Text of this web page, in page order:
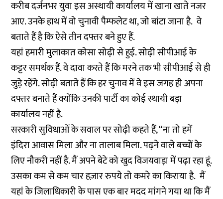
करीब दर्जनभर युवा इस अस्थायी कार्यालय में खाना खाते नजर
आए. उनके हाथ में वो चुनावी पैम्फलेट था, जो बांटा जाना है. वे
बताते हैं है कि ऐसे तीन दफ्तर बने हुए हैं.
यहां हमारी मुलाकात कोसा सोढ़ी से हुई. सोढ़ी सीपीआई के
कट्टर समर्थक हैं. वे दावा करते हैं कि मरने तक भी सीपीआई से ही
जुड़े रहेंगे. सोढ़ी बताते हैं कि हर चुनाव में वे इस जगह ही अपना
दफ्तर बनाते हैं क्योंकि उनकी पार्टी का कोई स्थायी बड़ा
कार्यालय नहीं है.
सरकारी सुविधाओं के सवाल पर सोढ़ी कहते हैं, “ना तो हमें
इंदिरा आवास मिला और ना तालाब मिला. पढ़ने वाले बच्चों के
लिए नौकरी नहीं है. मैं अपने बेटे को खुद विजयवाड़ा में पढ़ा रहा हूं.
उसका कम से कम चार हज़ार रुपये तो कमरे का किराया है. मैं
यहां के जिलाधिकारी के पास एक बार मदद मांगने गया था कि मैं